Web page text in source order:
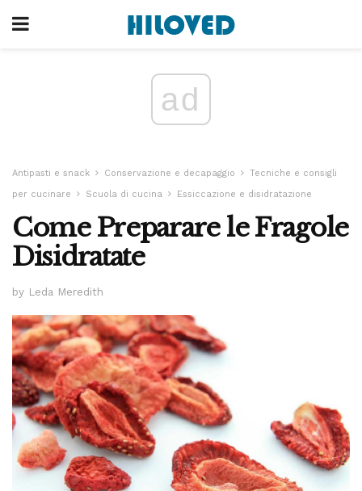
ad
Antipasti e snack Conservazione e decapaggio
Tecniche e consigli
per cucinare
Scuola di cucina Essiccazione e disidratazione
Come Preparare le Fragole
Disidratate
by Leda Meredith